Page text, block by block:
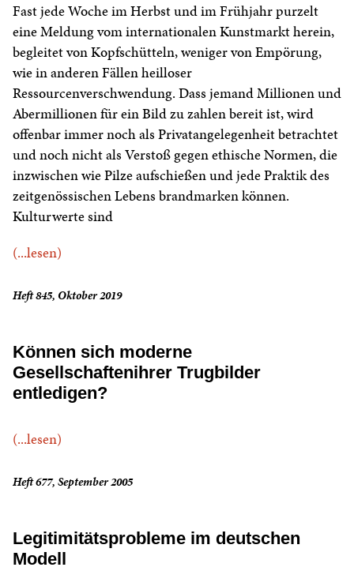
Fast jede Woche im Herbst und im Frühjahr purzelt
eine Meldung vom internationalen Kunstmarkt herein,
begleitet von Kopfschütteln, weniger von Empörung,
wie in anderen Fällen heilloser
Ressourcenverschwendung. Dass jemand Millionen und
Abermillionen für ein Bild zu zahlen bereit ist, wird
offenbar immer noch als Privatangelegenheit betrachtet
und noch nicht als Verstoß gegen ethische Normen, die
inzwischen wie Pilze aufschießen und jede Praktik des
zeitgenössischen Lebens brandmarken können.
Kulturwerte sind
(...lesen)
Heft 845, Oktober 2019
Können sich moderne
Gesellschaftenihrer Trugbilder
entledigen?
(...lesen)
Heft 677, September 2005
Legitimitätsprobleme im deutschen
Modell